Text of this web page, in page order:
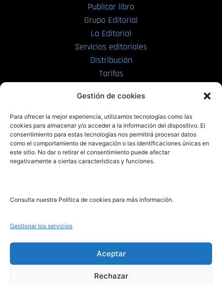
Gestión de cookies
Para ofrecer la mejor experiencia, utilizamos tecnologías como las
cookies para almacenar y/o acceder a la información del dispositivo. El
consentimiento para estas tecnologías nos permitirá procesar datos
como el comportamiento de navegación o las identificaciones únicas en
este sitio. No dar o retirar el consentimiento puede afectar
negativamente a ciertas características y funciones.
Consulta nuestra Política de cookies para más información.
Gestionar los servicios
Aceptar
Rechazar
Publicar libro
Grupo Editorial
La Editorial
Servicios editoriales
Distribución
Tarifas
PRL | Films
PRL | Play
PRL | LAB
Noticias
Legal
Aviso Legal